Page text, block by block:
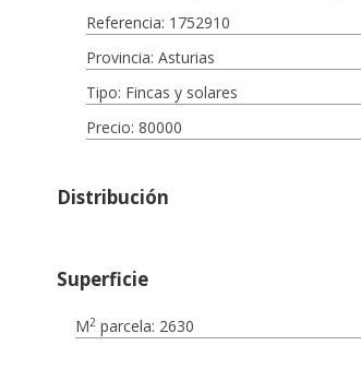
Referencia: 1752910
Provincia: Asturias
Tipo: Fincas y solares
Precio: 80000
Distribución
Superficie
M2parcela: 2630